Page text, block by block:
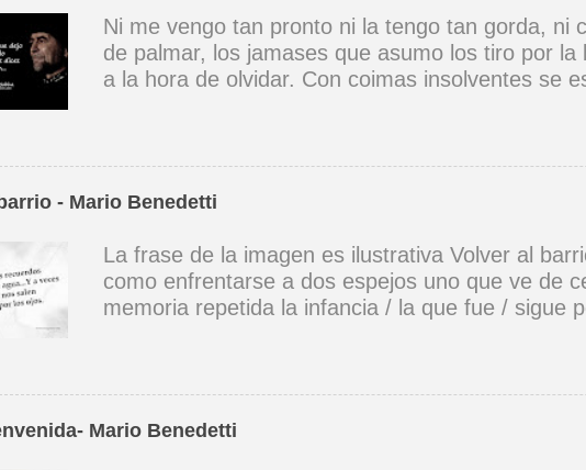
Ni me vengo tan pronto ni la tengo tan gorda, ni
de palmar, los jamases que asumo los tiro por
a la hora de olvidar. Con coimas insolventes se
la luna no es cómico este atómico vil ataque de
Y el sexo es otra guerra incivil, la única guerra
cerca del abismo, del éxtasis, del llanto. Deliran
de fiebre, desguaza las ventanas un vendaval
dan gato en vez de liebre, cuentan que en el
- Mario Benedetti
La frase de la imagen es ilustrativa Volver al
como enfrentarse a dos espejos uno que ve de
memoria repetida la infancia / la que fue / sigue
la vida el barrio tiene encanto y lluvia mansa
una fuga. Mario Benedetti
Mario Benedetti